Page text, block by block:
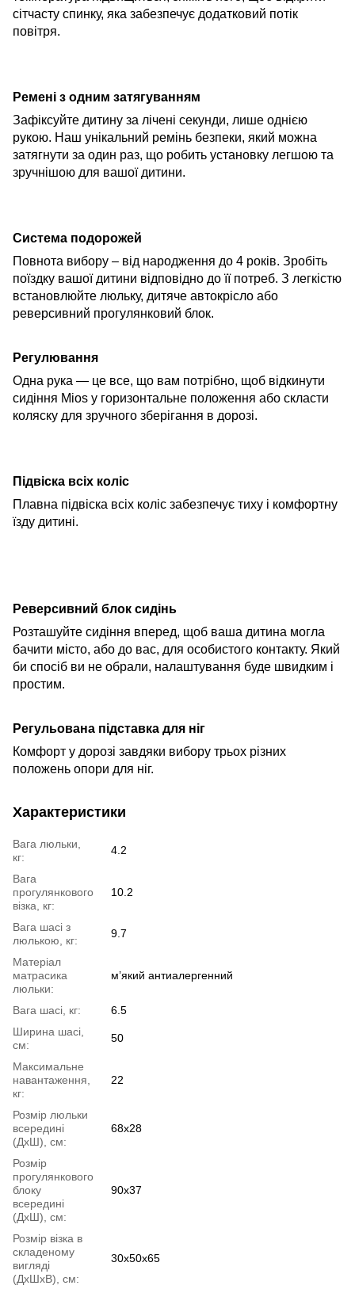
сітчасту спинку, яка забезпечує додатковий потік
повітря.
Ремені з одним затягуванням
Зафіксуйте дитину за лічені секунди, лише однією
рукою. Наш унікальний ремінь безпеки, який можна
затягнути за один раз, що робить установку легшою та
зручнішою для вашої дитини.
Система подорожей
Повнота вибору – від народження до 4 років. Зробіть
поїздку вашої дитини відповідно до її потреб. З легкістю
встановлюйте люльку, дитяче автокрісло або
реверсивний прогулянковий блок.
Регулювання
Одна рука — це все, що вам потрібно, щоб відкинути
сидіння Mios у горизонтальне положення або скласти
коляску для зручного зберігання в дорозі.
Підвіска всіх коліс
Плавна підвіска всіх коліс забезпечує тиху і комфортну
їзду дитині.
Реверсивний блок сидінь
Розташуйте сидіння вперед, щоб ваша дитина могла
бачити місто, або до вас, для особистого контакту. Який
би спосіб ви не обрали, налаштування буде швидким і
простим.
Регульована підставка для ніг
Комфорт у дорозі завдяки вибору трьох різних
положень опори для ніг.
Характеристики
Вага люльки,
кг:
4.2
Вага
прогулянкового
візка, кг:
10.2
Вага шасі з
люлькою, кг:
9.7
Матеріал
матрасика
люльки:
м’який антиалергенний
Вага шасі, кг:
6.5
Ширина шасі,
см:
50
Максимальне
навантаження,
кг:
22
Розмір люльки
всередині
(ДхШ), см:
68x28
Розмір
прогулянкового
блоку
всередині
(ДхШ), см:
90х37
Розмір візка в
складеному
вигляді
(ДхШхВ), см:
30х50х65